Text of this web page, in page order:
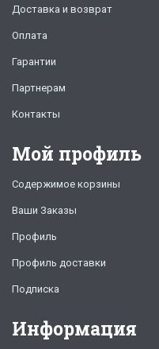
Доставка и возврат
Оплата
Гарантии
Партнерам
Контакты
Мой профиль
Содержимое корзины
Ваши Заказы
Профиль
Профиль доставки
Подписка
Информация